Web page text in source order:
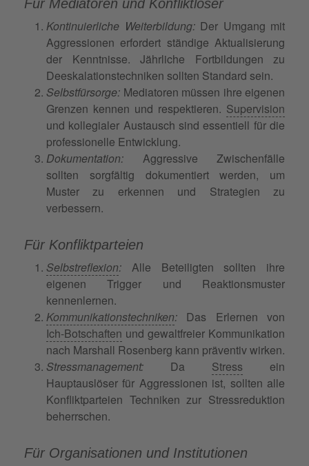
Für Mediatoren und Konfliktlöser
Kontinuierliche Weiterbildung:Der Umgang mit
Aggressionen erfordert ständige Aktualisierung
der Kenntnisse. Jährliche Fortbildungen zu
Deeskalationstechniken sollten Standard sein.
Selbstfürsorge: Mediatoren müssen ihre eigenen
Grenzen kennen und respektieren. Supervision
und kollegialer Austausch sind essentiell für die
professionelle Entwicklung.
Dokumentation: Aggressive Zwischenfälle
sollten sorgfältig dokumentiert werden, um
Muster zu erkennen und Strategien zu
verbessern.
Für Konfliktparteien
Selbstreflexion: Alle Beteiligten sollten ihre
eigenen Trigger und Reaktionsmuster
kennenlernen.
Kommunikationstechniken: Das Erlernen von
Ich-Botschaften und gewaltfreier Kommunikation
nach Marshall Rosenberg kann präventiv wirken.
Stressmanagement: Da Stress ein
Hauptauslöser für Aggressionen ist, sollten alle
Konfliktparteien Techniken zur Stressreduktion
beherrschen.
Für Organisationen und Institutionen